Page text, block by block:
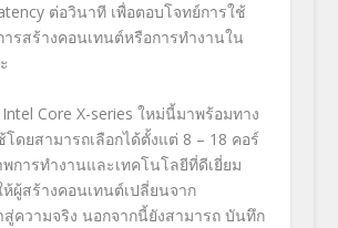
ต่อวินาที เพื่อตอบโจทย์การใช้
รสร้างคอนเทนต์หรือการทำงานใน
Core X-series ใหม่นี้มาพร้อมทาง
โดยสามารถเลือกได้ตั้งแต่ 8 – 18 คอร์
การทำงานและเทคโนโลยีที่ดีเยี่ยม
ห้ผู้สร้างคอนเทนต์เปลี่ยนจาก
ความจริง นอกจากนี้ยังสามารถ บันทึก